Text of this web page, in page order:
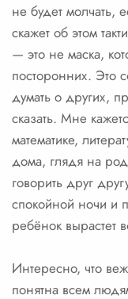
не будет молчать,
скажет об этом
— это не маска,
посторонних. Это
думать о других,
сказать. Мне
математике,
дома, глядя на
говорить друг
спокойной ночи и
ребёнок вырастет
Интересно, что
понятна всем